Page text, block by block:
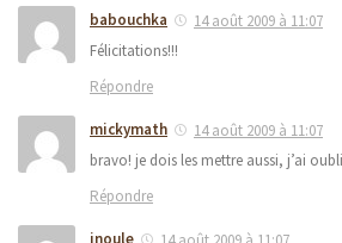
babouchka
14 août 2009 à 11:07
Félicitations!!!
Répondre
mickymath
14 août 2009 à 11:07
bravo! je dois les mettre aussi, j’ai
Répondre
inoule